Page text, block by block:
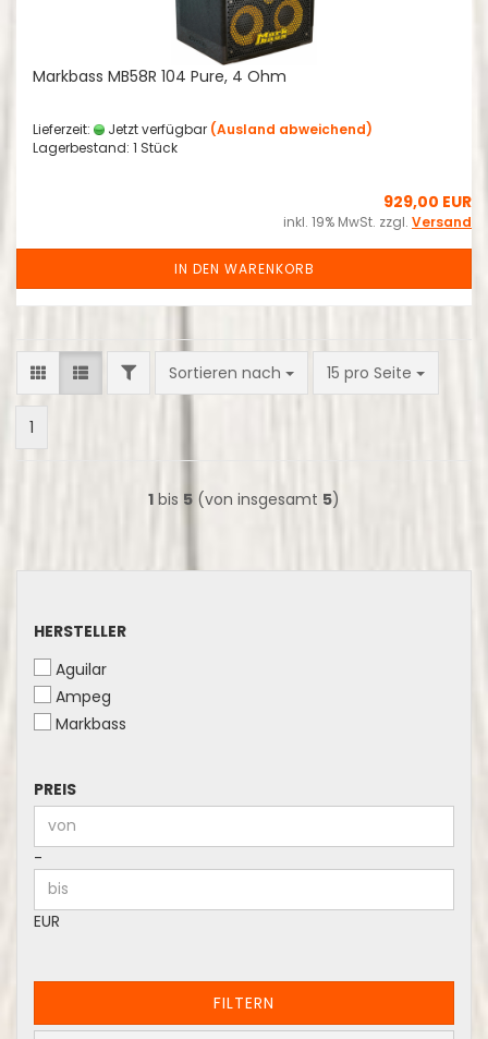
Markbass MB58R 104 Pure, 4 Ohm
Lieferzeit: Jetzt verfügbar (Ausland abweichend)
Lagerbestand: 1 Stück
929,00 EUR
inkl. 19% MwSt. zzgl. Versand
IN DEN WARENKORB
FILTERSortieren nach
Sortieren nach 15 pro Seite
pro Seite
1
1 bis 5 (von insgesamt 5)
HERSTELLER
HERSTELLER
Aguilar
Ampeg
Markbass
PREIS
PREIS
Preis bis
-
EUR
FILTERN